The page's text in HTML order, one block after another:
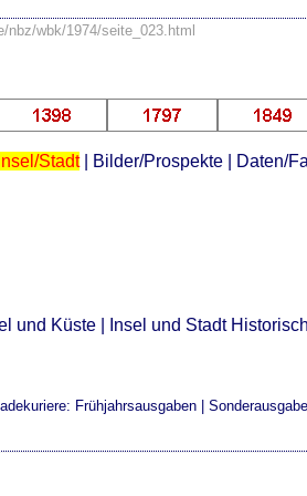
wbk/1974/seite_023.html
Stadt| Bilder/Prospekte| Daten/
und Küste Insel und Stadt Historisch
Frühjahrsausgaben |